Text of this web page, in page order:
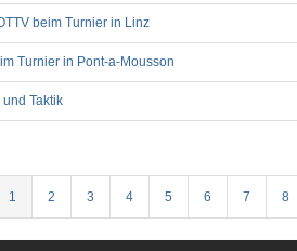
beim Turnier in Linz
Turnier in Pont-a-Mousson
Taktik
1 2 3 4 5 6 7 8